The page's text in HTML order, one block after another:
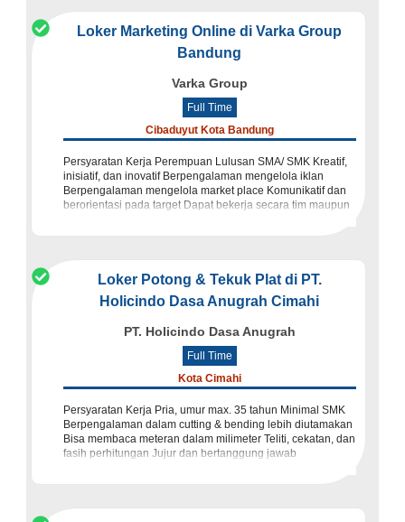
Loker Marketing Online di Varka Group
Bandung
Varka Group
Full Time
Cibaduyut Kota Bandung
Persyaratan Kerja Perempuan Lulusan SMA/ SMK Kreatif,
inisiatif, dan inovatif Berpengalaman mengelola iklan
Berpengalaman mengelola market place Komunikatif dan
berorientasi pada target Dapat bekerja secara tim maupun
Loker Potong & Tekuk Plat di PT.
Holicindo Dasa Anugrah Cimahi
PT. Holicindo Dasa Anugrah
Full Time
Kota Cimahi
Persyaratan Kerja Pria, umur max. 35 tahun Minimal SMK
Berpengalaman dalam cutting & bending lebih diutamakan
Bisa membaca meteran dalam milimeter Teliti, cekatan, dan
fasih perhitungan Jujur dan bertanggung jawab